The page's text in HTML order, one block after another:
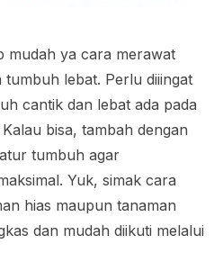
mudah ya cara merawat
lebat. Perlu diiingat
cantik dan lebat ada pada
bisa, tambah dengan
tumbuh agar
Yuk, simak cara
hias maupun tanaman
dan mudah diikuti melalui